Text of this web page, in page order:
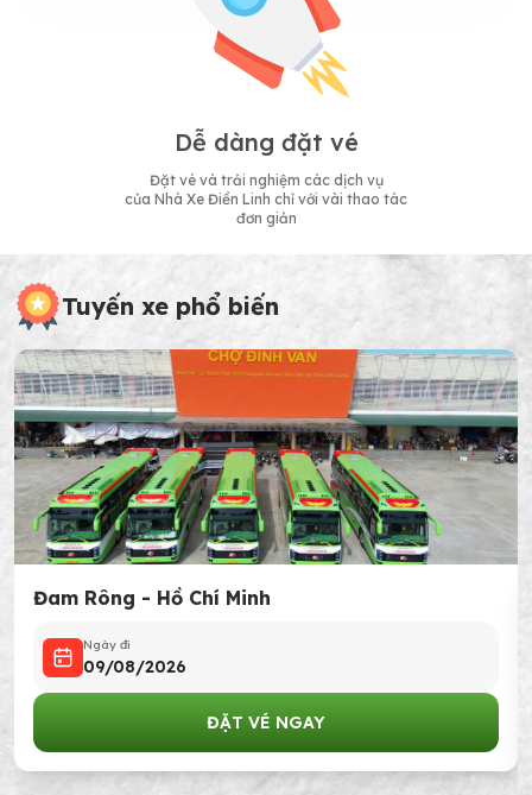
Dễ dàng đặt vé
Đặt vé và trải nghiệm các dịch vụ
của Nhà Xe Điền Linh chỉ với vài thao tác
đơn giản
Tuyến xe phổ biến
Đam Rông - Hồ Chí Minh
Ngày đi
09/08/2026
ĐẶT VÉ NGAY